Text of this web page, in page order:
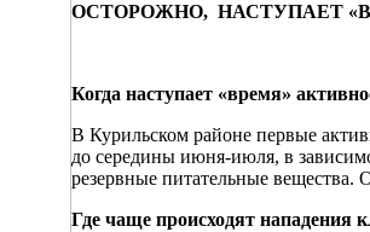
ОСТОРОЖНО, НАСТУПАЕТ
Когда наступает «время»
В Курильском районе первые
до середины июня-июля, в
резервные питательные вещества.
Где чаще происходят нападения